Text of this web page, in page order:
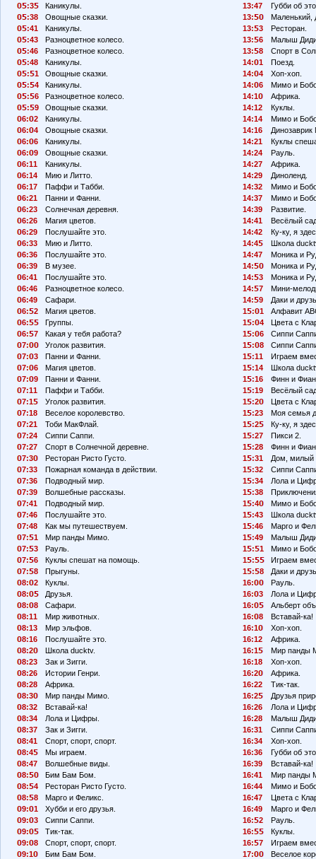
:3
Каникулы.
:38
Овощные сказки.
:41
Каникулы.
:43
Разноцветное колесо.
:46
Разноцветное колесо.
:48
Каникулы.
:
1
Овощные сказки.
:
4
Каникулы.
:
6
Разноцветное колесо.
:
9
Овощные сказки.
6:
2
Каникулы.
6:
4
Овощные сказки.
6:
6
Каникулы.
6:
9
Овощные сказки.
6:11
Каникулы.
6:14
Мию и Литто.
6:17
Паффи и Табби.
6:21
Панни и Фанни.
6:23
Солнечная деревня.
6:26
Магия цветов.
6:29
Послушайте это.
6:33
Мию и Литто.
6:36
Послушайте это.
6:39
В музее.
6:41
Послушайте это.
6:46
Разноцветное колесо.
6:49
Сафари.
6:
2
Магия цветов.
6:
Группы.
6:
7
Какая у тебя работа?
7:
Уголок развития.
7:
3
Панни и Фанни.
7:
6
Магия цветов.
7:
9
Панни и Фанни.
7:11
Паффи и Табби.
7:1
Уголок развития.
7:18
Веселое королевство.
7:21
Тоби МакФлай.
7:24
Сиппи Саппи.
7:27
Спорт в Солнечной деревне.
7:3
Ресторан Ристо Густо.
7:33
Пожарная команда в действии.
7:36
Подводный мир.
7:39
Волшебные рассказы.
7:41
Подводный мир.
7:46
Послушайте это.
7:48
Как мы путешествуем.
7:
1
Мир панды Мимо.
7:
3
Рауль.
7:
6
Куклы спешат на помощь.
7:
8
Прыгуны.
8:
2
Куклы.
8:
Друзья.
8:
8
Сафари.
8:11
Мир животных.
8:13
Мир эльфов.
8:16
Послушайте это.
8:2
Школа ducktv.
8:23
Зак и Зигги.
8:26
Истории Генри.
8:28
Африка.
8:3
Мир панды Мимо.
8:32
Вставай-ка!
8:34
Лола и Цифры.
8:37
Зак и Зигги.
8:41
Спорт, спорт, спорт.
8:4
Мы играем.
8:47
Волшебные виды.
8:
Бим Бам Бом.
8:
4
Ресторан Ристо Густо.
8:
8
Марго и Феликс.
9:
1
Хубби и его друзья.
9:
3
Сиппи Саппи.
9:
Тик-так.
9:
8
Спорт, спорт, спорт.
9:1
Бим Бам Бом.
13:47
Губби об
13:
Маленький,
13:
3
Ресторан.
13:
6
Малыш
13:
8
Спорт в
14:
1
Поезд.
14:
4
Хоп-хоп.
14:
6
Мимо и
14:1
Африка.
14:12
Куклы.
14:14
Мимо и
14:16
Динозаврик
14:21
Куклы
14:24
Рауль.
14:27
Африка.
14:29
Диноленд.
14:32
Мимо и
14:37
Мимо и
14:39
Развитие.
14:41
Весёлый
14:42
Ку-ку, я
14:4
Школа
14:47
Моника и
14:
Моника и
14:
3
Моника и
14:
7
Мини-
14:
9
Даки и
1
: 1
Алфавит
1
: 4
Цвета с
1
: 6
Сиппи
1
: 8
Сиппи
1
:11
Играем
1
:14
Школа
1
:16
Финн и
1
:19
Весёлый
1
:2
Цвета с
1
:23
Моя семья
1
:2
Ку-ку, я
1
:27
Пикси 2.
1
:28
Финн и
1
:31
Дом, милый
1
:32
Сиппи
1
:34
Лола и
1
:38
1
:4
Мимо и
1
:43
Школа
1
:46
Марго и
1
:49
Малыш
1
: 1
Мимо и
1
:
Играем
1
: 8
Даки и
16:
Рауль.
16:
3
Лола и
16:
Альберт
16:
8
Вставай-ка!
16:1
Хоп-хоп.
16:12
Африка.
16:1
Мир панды
16:18
Хоп-хоп.
16:2
Африка.
16:22
Тик-так.
16:2
Друзья
16:26
Лола и
16:28
Малыш
16:31
Сиппи
16:34
Хоп-хоп.
16:36
Губби об
16:39
Вставай-ка!
16:41
Мир панды
16:44
Мимо и
16:47
Цвета с
16:49
Марго и
16:
2
Рауль.
16:
Куклы.
16:
7
Играем
17:
Веселое